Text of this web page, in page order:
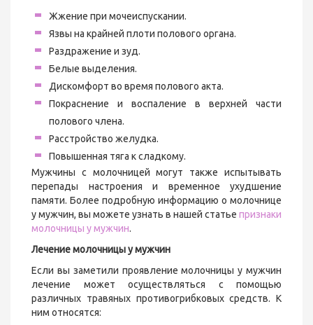
Жжение при мочеиспускании.
Язвы на крайней плоти полового органа.
Раздражение и зуд.
Белые выделения.
Дискомфорт во время полового акта.
Покраснение и воспаление в верхней части
полового члена.
Расстройство желудка.
Повышенная тяга к сладкому.
Мужчины с молочницей могут также испытывать
перепады настроения и временное ухудшение
памяти. Более подробную информацию о молочнице
у мужчин, вы можете узнать в нашей статье признаки
молочницы у мужчин.
Лечение молочницы у мужчин
Если вы заметили проявление молочницы у мужчин
лечение может осуществляться с помощью
различных травяных противогрибковых средств. К
ним относятся: